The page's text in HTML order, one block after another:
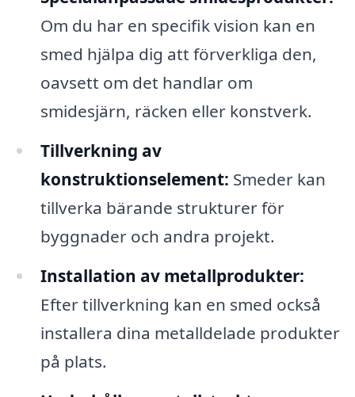
Om du har en specifik vision kan en
smed hjälpa dig att förverkliga den,
oavsett om det handlar om
smidesjärn, räcken eller konstverk.
Tillverkning av
konstruktionselement: Smeder kan
tillverka bärande strukturer för
byggnader och andra projekt.
Installation av metallprodukter:
Efter tillverkning kan en smed också
installera dina metalldelade produkter
på plats.